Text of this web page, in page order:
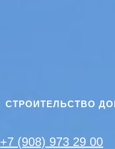
СТРОИТЕЛЬСТВО
+7 (908) 973 29 00